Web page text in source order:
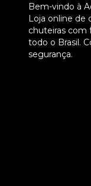
Bem-vindo à
Loja online de
chuteiras com
todo o Brasil.
segurança.